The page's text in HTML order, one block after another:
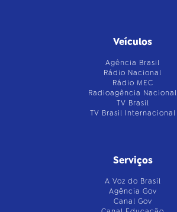
Veículos
Agência Brasil
Rádio Nacional
Rádio MEC
Radioagência Nacional
TV Brasil
TV Brasil Internacional
Serviços
A Voz do Brasil
Agência Gov
Canal Gov